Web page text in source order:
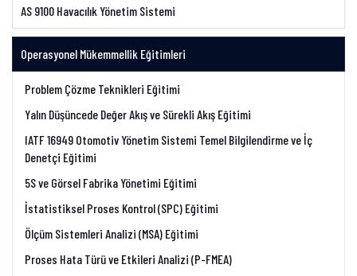
AS 9100 Havacılık Yönetim Sistemi
Operasyonel Mükemmellik Eğitimleri
Problem Çözme Teknikleri Eğitimi
Yalın Düşüncede Değer Akış ve Sürekli Akış Eğitimi
IATF 16949 Otomotiv Yönetim Sistemi Temel Bilgilendirme ve İç
Denetçi Eğitimi
5S ve Görsel Fabrika Yönetimi Eğitimi
İstatistiksel Proses Kontrol (SPC) Eğitimi
Ölçüm Sistemleri Analizi (MSA) Eğitimi
Proses Hata Türü ve Etkileri Analizi (P-FMEA)